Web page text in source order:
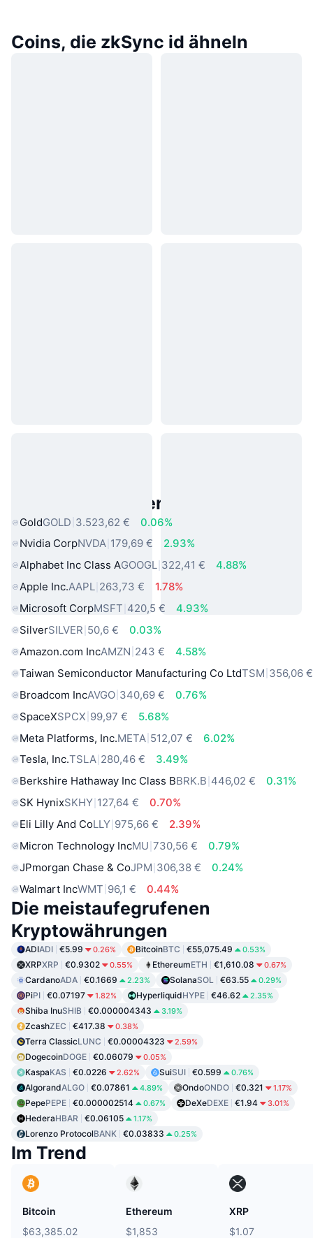
Coins, die zkSync id ähneln
Beliebte reale Vermögenswerte
GoldGOLD 3.523,62 €
0.06%
Nvidia CorpNVDA 179,69 €
2.93%
Alphabet Inc Class AGOOGL 322,41 €
4.88%
Apple Inc.AAPL 263,73 €
1.78%
Microsoft CorpMSFT 420,5 €
4.93%
SilverSILVER 50,6 €
0.03%
Amazon.com IncAMZN 243 €
4.58%
Taiwan Semiconductor Manufacturing Co LtdTSM 356,06 €
Broadcom IncAVGO 340,69 €
0.76%
SpaceXSPCX 99,97 €
5.68%
Meta Platforms, Inc.META 512,07 €
6.02%
Tesla, Inc.TSLA 280,46 €
3.49%
Berkshire Hathaway Inc Class BBRK.B 446,02 €
0.31%
SK HynixSKHY 127,64 €
0.70%
Eli Lilly And CoLLY 975,66 €
2.39%
Micron Technology IncMU 730,56 €
0.79%
JPmorgan Chase & CoJPM 306,38 €
0.24%
Walmart IncWMT 96,1 € 0.44%
Die meistaufegrufenen
Kryptowährungen
ADIADI €5.99 0.26% BitcoinBTC €55,075.49 0.53%
XRPXRP €0.9302 0.55% EthereumETH €1,610.08 0.67%
CardanoADA €0.1669 2.23% SolanaSOL €63.55 0.29%
PiPI €0.07197 1.82% HyperliquidHYPE €46.62 2.35%
Shiba InuSHIB €0.000004343 3.19%
ZcashZEC €417.38 0.38%
Terra ClassicLUNC €0.00004323 2.59%
DogecoinDOGE €0.06079 0.05%
KaspaKAS €0.0226 2.62% SuiSUI €0.599 0.76%
AlgorandALGO €0.07861 4.89% OndoONDO €0.321 1.17%
PepePEPE €0.000002514 0.67% DeXeDEXE €1.94 3.01%
HederaHBAR €0.06105 1.17%
Lorenzo ProtocolBANK €0.03833 0.25%
Im Trend
Bitcoin
$63,385.02
Ethereum
$1,853
XRP
$1.07